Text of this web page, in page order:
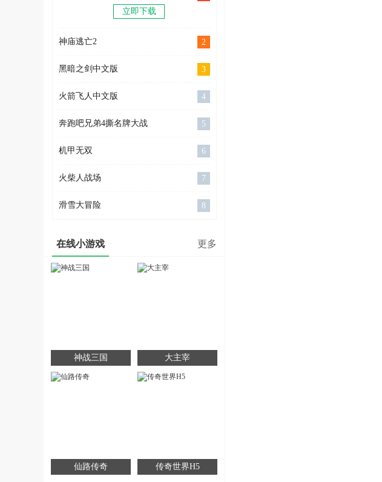
立即下载
神庙逃亡2 2
黑暗之剑中文版 3
火箭飞人中文版 4
奔跑吧兄弟4撕名牌大战 5
机甲无双 6
火柴人战场 7
滑雪大冒险 8
在线小游戏 更多
神战三国 大主宰
仙路传奇 传奇世界H5